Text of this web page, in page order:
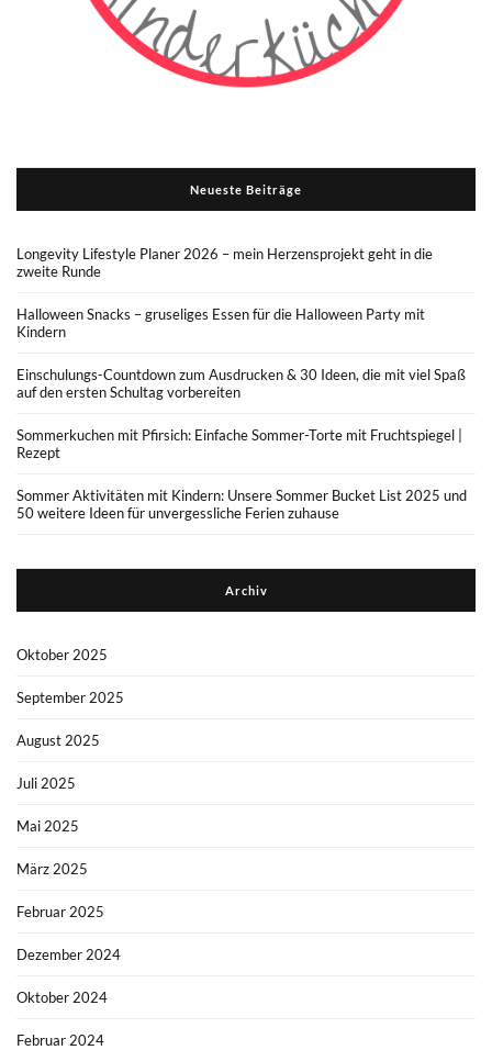
Neueste Beiträge
Longevity Lifestyle Planer 2026 – mein Herzensprojekt geht in die
zweite Runde
Halloween Snacks – gruseliges Essen für die Halloween Party mit
Kindern
Einschulungs-Countdown zum Ausdrucken & 30 Ideen, die mit viel Spaß
auf den ersten Schultag vorbereiten
Sommerkuchen mit Pfirsich: Einfache Sommer-Torte mit Fruchtspiegel |
Rezept
Sommer Aktivitäten mit Kindern: Unsere Sommer Bucket List 2025 und
50 weitere Ideen für unvergessliche Ferien zuhause
Archiv
Oktober 2025
September 2025
August 2025
Juli 2025
Mai 2025
März 2025
Februar 2025
Dezember 2024
Oktober 2024
Februar 2024